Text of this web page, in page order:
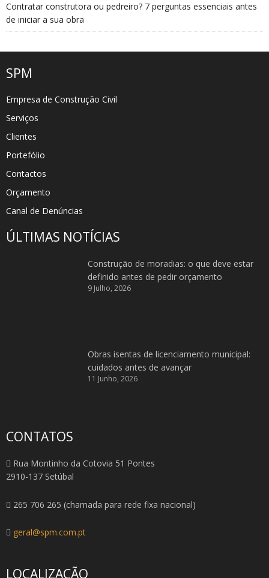
Contratar construtora ou pedreiro? 7 perguntas essenciais antes
de iniciar a sua obra
SPM
Empresa de Construção Civil
Serviços
Clientes
Portefólio
Contactos
Orçamento
Canal de Denúncias
ÚLTIMAS NOTÍCIAS
Construção de moradias: o que deve estar
definido antes de pedir orçamento
9 Julho, 2026
Obras isentas de licenciamento municipal:
cuidados antes de avançar
11 Junho, 2026
CONTATOS
Rua Montinho da Cotovia 51 Pontes
2910-137 Setúbal
265 706 265 (chamada para rede fixa nacional)
geral@spm.com.pt
LOCALIZAÇÃO